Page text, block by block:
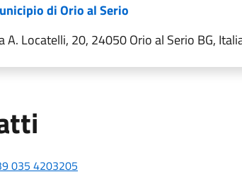
di Orio al Serio
A. Locatelli, 20, 24050 Orio al Serio BG,
035 4203205